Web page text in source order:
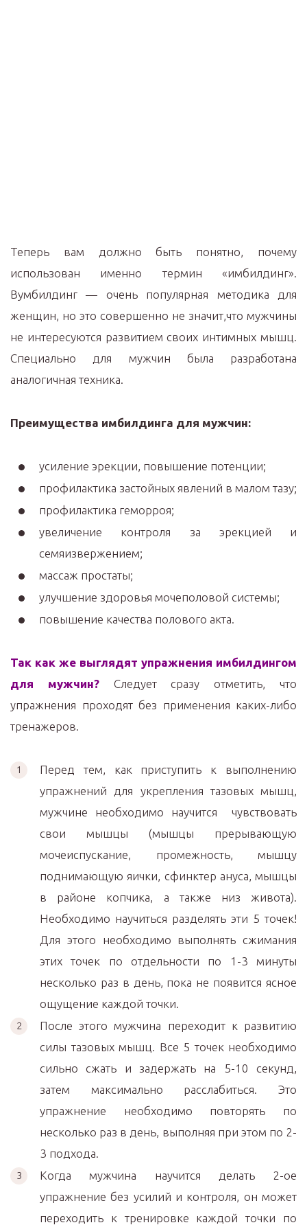
Теперь вам должно быть понятно, почему
использован именно термин «имбилдинг».
Вумбилдинг — очень популярная методика для
женщин, но это совершенно не значит,что мужчины
не интересуются развитием своих интимных мышц.
Специально для мужчин была разработана
аналогичная техника.
Преимущества имбилдинга для мужчин:
усиление эрекции, повышение потенции;
профилактика застойных явлений в малом тазу;
профилактика геморроя;
увеличение контроля за эрекцией и
семяизвержением;
массаж простаты;
улучшение здоровья мочеполовой системы;
повышение качества полового акта.
Так как же выглядят упражнения имбилдингом
для мужчин?
Следует сразу отметить, что
упражнения проходят без применения каких-либо
тренажеров.
Перед тем, как приступить к выполнению
упражнений для укрепления тазовых мышц,
мужчине необходимо научится чувствовать
свои мышцы (мышцы прерывающую
мочеиспускание, промежность, мышцу
поднимающую яички, сфинктер ануса, мышцы
в районе копчика, а также низ живота).
Необходимо научиться разделять эти 5 точек!
Для этого необходимо выполнять сжимания
этих точек по отдельности по 1-3 минуты
несколько раз в день, пока не появится ясное
ощущение каждой точки.
После этого мужчина переходит к развитию
силы тазовых мышц. Все 5 точек необходимо
сильно сжать и задержать на 5-10 секунд,
затем максимально расслабиться. Это
упражнение необходимо повторять по
несколько раз в день, выполняя при этом по 2-
3 подхода.
Когда мужчина научится делать 2-ое
упражнение без усилий и контроля, он может
переходить к тренировке каждой точки по